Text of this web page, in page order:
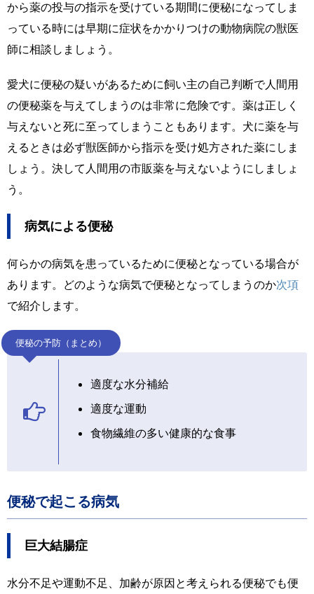
から薬の投与の指示を受けている期間に便秘になってしま
っている時には早期に症状をかかりつけの動物病院の獣医
師に相談しましょう。
愛犬に便秘の疑いがあるために飼い主の自己判断で人間用
の便秘薬を与えてしまうのは非常に危険です。薬は正しく
与えないと死に至ってしまうこともあります。犬に薬を与
えるときは必ず獣医師から指示を受け処方された薬にしま
しょう。決して人間用の市販薬を与えないようにしましょ
う。
病気による便秘
何らかの病気を患っているために便秘となっている場合が
あります。どのような病気で便秘となってしまうのか次項
で紹介します。
便秘の予防（まとめ）
適度な水分補給
適度な運動
食物繊維の多い健康的な食事
便秘で起こる病気
巨大結腸症
水分不足や運動不足、加齢が原因と考えられる便秘でも便